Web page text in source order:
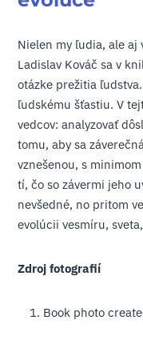
Nielen my ľudia, ale aj
Ladislav Kováč sa v
otázke prežitia
ľudskému šťastiu. V
vedcov: analyzovať
tomu, aby sa
vznešenou, s
tí, čo so závermi jeho
nevšedné, no pritom
evolúcii vesmíru,
Zdroj fotografií
Book photo